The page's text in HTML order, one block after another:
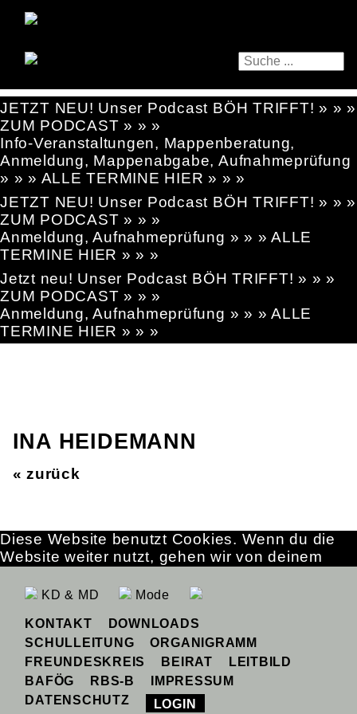
JETZT NEU! Unser Podcast BÖH TRIFFT! » » »
ZUM PODCAST » » »
Info-Veranstaltungen, Mappenberatung,
Anmeldung, Mappenabgabe, Aufnahmeprüfung
» » » ALLE TERMINE HIER » » »
JETZT NEU! Unser Podcast BÖH TRIFFT! » » »
ZUM PODCAST » » »
Anmeldung, Aufnahmeprüfung » » » ALLE
TERMINE HIER » » »
Jetzt neu! Unser Podcast BÖH TRIFFT! » » »
ZUM PODCAST » » »
Anmeldung, Aufnahmeprüfung » » » ALLE
TERMINE HIER » » »
INA HEIDEMANN
« zurück
KD & MD Mode
KONTAKT
DOWNLOADS
SCHULLEITUNG
ORGANIGRAMM
FREUNDESKREIS
BEIRAT
LEITBILD
BAFÖG
RBS-B
IMPRESSUM
DATENSCHUTZ
LOGIN
Diese Website benutzt Cookies. Wenn du die
Website weiter nutzt, gehen wir von deinem